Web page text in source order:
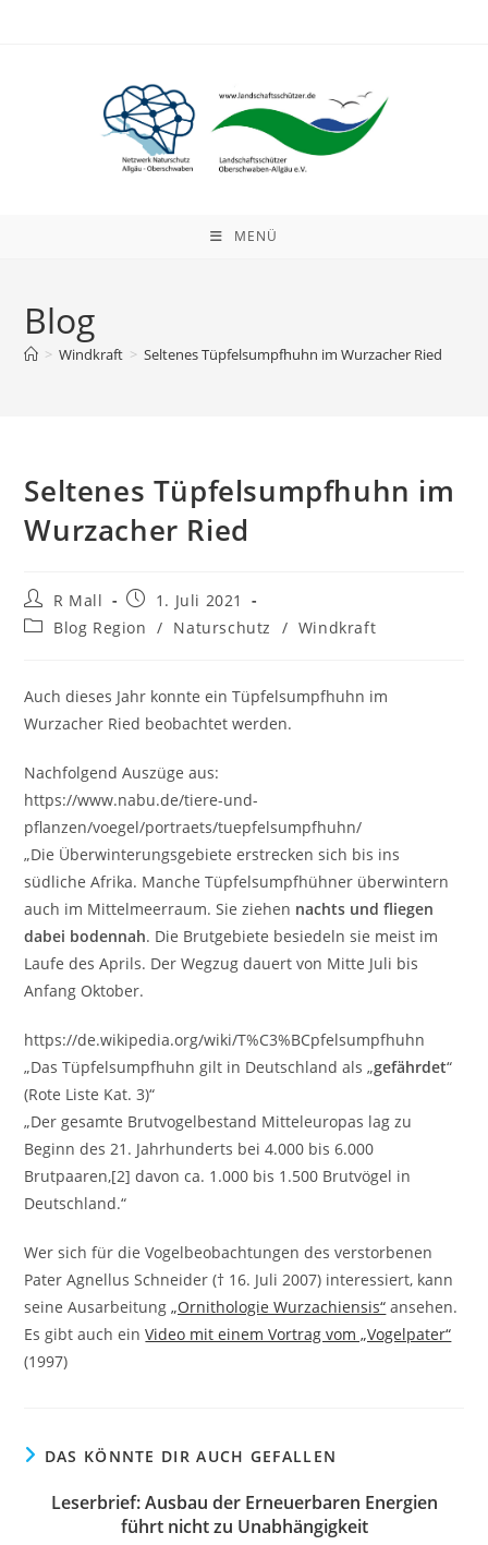
MENÜ
Blog
> Windkraft > Seltenes Tüpfelsumpfhuhn im Wurzacher Ried
Seltenes Tüpfelsumpfhuhn im
Wurzacher Ried
Beitrags-
Autor:
R Mall
Beitrag
veröffentlicht:
1. Juli 2021
Beitrags-
Blog Region / Naturschutz / Windkraft
Auch dieses Jahr konnte ein Tüpfelsumpfhuhn im
Wurzacher Ried beobachtet werden.
Nachfolgend Auszüge aus:
https://www.nabu.de/tiere-und-
pflanzen/voegel/portraets/tuepfelsumpfhuhn/
„Die Überwinterungsgebiete erstrecken sich bis ins
südliche Afrika. Manche Tüpfelsumpfhühner überwintern
auch im Mittelmeerraum. Sie ziehen nachts und fliegen
dabei bodennah. Die Brutgebiete besiedeln sie meist im
Laufe des Aprils. Der Wegzug dauert von Mitte Juli bis
Anfang Oktober.
https://de.wikipedia.org/wiki/T%C3%BCpfelsumpfhuhn
„Das Tüpfelsumpfhuhn gilt in Deutschland als „gefährdet“
(Rote Liste Kat. 3)“
„Der gesamte Brutvogelbestand Mitteleuropas lag zu
Beginn des 21. Jahrhunderts bei 4.000 bis 6.000
Brutpaaren,[2] davon ca. 1.000 bis 1.500 Brutvögel in
Deutschland.“
Wer sich für die Vogelbeobachtungen des verstorbenen
Pater Agnellus Schneider († 16. Juli 2007) interessiert, kann
seine Ausarbeitung„Ornithologie Wurzachiensis“ ansehen.
Es gibt auch einVideo mit einem Vortrag vom „Vogelpater“
(1997)
DAS KÖNNTE DIR AUCH GEFALLEN
Leserbrief: Ausbau der Erneuerbaren Energien
führt nicht zu Unabhängigkeit